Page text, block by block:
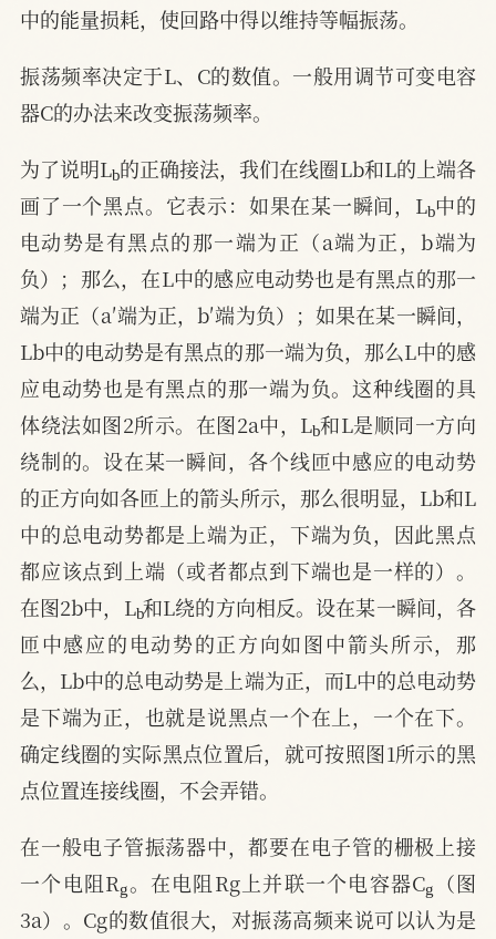
中的能量损耗，使回路中得以维持等幅振荡。
振荡频率决定于L、C的数值。一般用调节可变电容
器C的办法来改变振荡频率。
为了说明L b
的正确接法，我们在线圈Lb和L的上端各
画了一个黑点。它表示：如果在某一瞬间，Lb中的
电动势是有黑点的那一端为正（a端为正，b端为
负）；那么，在L中的感应电动势也是有黑点的那一
端为正（a′端为正，b′端为负）；如果在某一瞬间，
Lb中的电动势是有黑点的那一端为负，那么L中的感
应电动势也是有黑点的那一端为负。这种线圈的具
体绕法如图2所示。在图2a中，Lb和L是顺同一方向
绕制的。设在某一瞬间，各个线匝中感应的电动势
的正方向如各匝上的箭头所示，那么很明显，Lb和L
中的总电动势都是上端为正，下端为负，因此黑点
都应该点到上端（或者都点到下端也是一样的）。
在图2b中，Lb和L绕的方向相反。设在某一瞬间，各
匝中感应的电动势的正方向如图中箭头所示，那
么，Lb中的总电动势是上端为正，而L中的总电动势
是下端为正，也就是说黑点一个在上，一个在下。
确定线圈的实际黑点位置后，就可按照图1所示的黑
点位置连接线圈，不会弄错。
在一般电子管振荡器中，都要在电子管的栅极上接
一个电阻R g。在电阻Rg上并联一个电容器Cg （图
3a）。Cg的数值很大，对振荡高频来说可以认为是